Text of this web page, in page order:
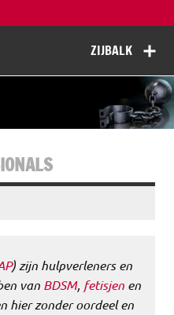
BDSM
Encyclopedia
ZIJBALK
) zijn hulpverleners en
van BDSM, fetisjen en
hier zonder oordeel en